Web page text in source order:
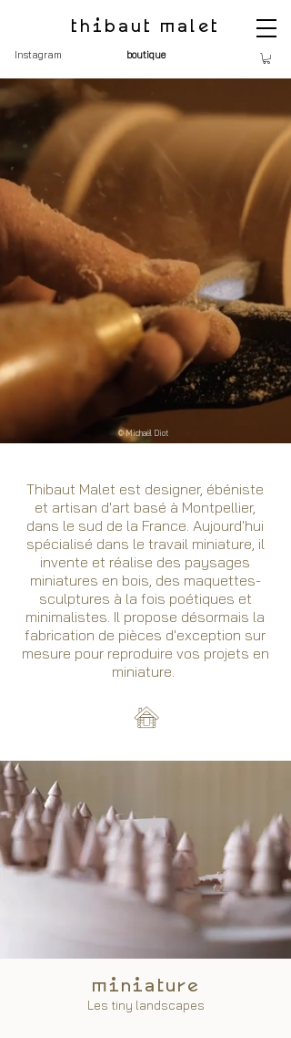
thibaut malet
Instagram boutique
© Michaël Diot
Thibaut Malet est designer, ébéniste
et artisan d'art basé à Montpellier,
dans le sud de la France. Aujourd'hui
spécialisé dans le travail miniature, il
invente et réalise des paysages
miniatures en bois, des maquettes-
sculptures à la fois poétiques et
minimalistes. Il propose désormais la
fabrication de pièces d'exception sur
mesure pour reproduire vos projets en
miniature.
miniature
Les tiny landscapes